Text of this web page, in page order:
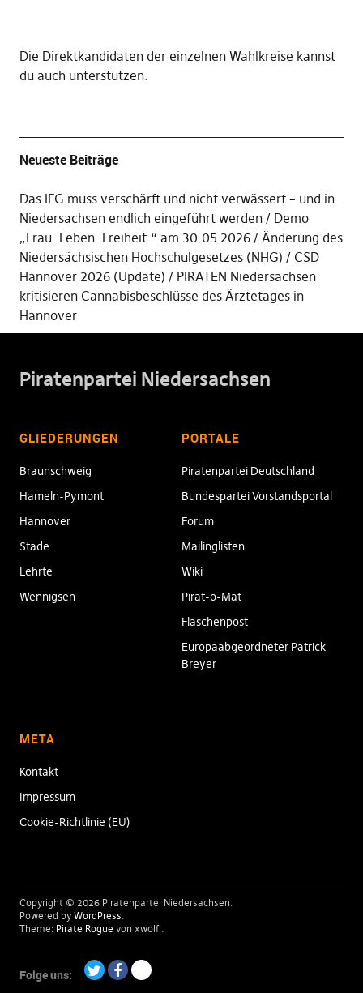
Die Direktkandidaten der einzelnen Wahlkreise kannst
du auch unterstützen.
Neueste Beiträge
Das IFG muss verschärft und nicht verwässert – und in
Niedersachsen endlich eingeführt werden
Demo
„Frau. Leben. Freiheit.“ am 30.05.2026
Änderung des
Niedersächsischen Hochschulgesetzes (NHG)
CSD
Hannover 2026 (Update)
PIRATEN Niedersachsen
kritisieren Cannabisbeschlüsse des Ärztetages in
Hannover
Piratenpartei Niedersachsen
GLIEDERUNGEN
Braunschweig
Hameln-Pymont
Hannover
Stade
Lehrte
Wennigsen
PORTALE
Piratenpartei Deutschland
Bundespartei Vorstandsportal
Forum
Mailinglisten
Wiki
Pirat-o-Mat
Flaschenpost
Europaabgeordneter Patrick
Breyer
META
Kontakt
Impressum
Cookie-Richtlinie (EU)
Copyright © 2026 Piratenpartei Niedersachsen
Powered by WordPress
Theme: Pirate Rogue von xwolf
Folge uns: